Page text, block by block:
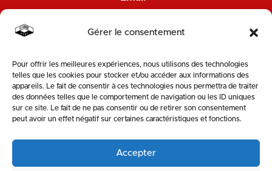
Gérer le consentement
Pour offrir les meilleures expériences, nous utilisons des technologies
telles que les cookies pour stocker et/ou accéder aux informations des
appareils. Le fait de consentir à ces technologies nous permettra de traiter
des données telles que le comportement de navigation ou les ID uniques
sur ce site. Le fait de ne pas consentir ou de retirer son consentement
peut avoir un effet négatif sur certaines caractéristiques et fonctions.
Accepter
m
E
i
l
ENVOYER
SUIVEZ-NOUS